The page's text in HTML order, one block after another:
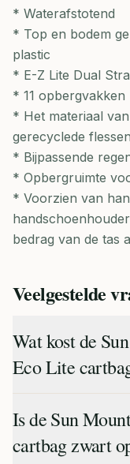
* Waterafstotend
* Top en bodem
plastic
* E-Z Lite Dual
* 11 opbergvakken
* Het materiaal
gerecyclede flessen
* Bijpassende
* Opbergruimte
* Voorzien van
bedrag van de tas
Veelgestelde
Wat kost de
Eco Lite
Is de Sun
cartbag zwart